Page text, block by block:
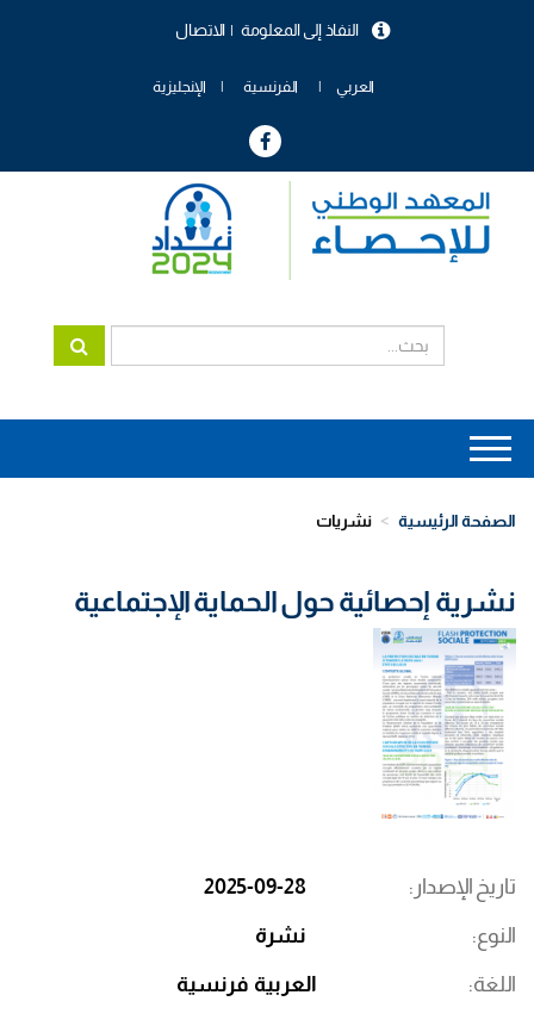
الاتصال النفاذ إلى المعلومة
العربي الفرنسية الإنجليزية
Main
navigation
الصفحة الرئيسية نشريات
نشرية إحصائية حول الحماية الإجتماعية
تاريخ الإصدار 2025-09-28
النوع نشرة
اللغة العربية فرنسية